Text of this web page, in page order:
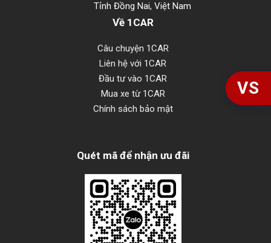
Tỉnh Đồng Nai, Việt Nam
Về 1CAR
Câu chuyện 1CAR
Liên hệ với 1CAR
Đầu tư vào 1CAR
Mua xe từ 1CAR
Chính sách bảo mật
Quét mã để nhận ưu đãi
VS